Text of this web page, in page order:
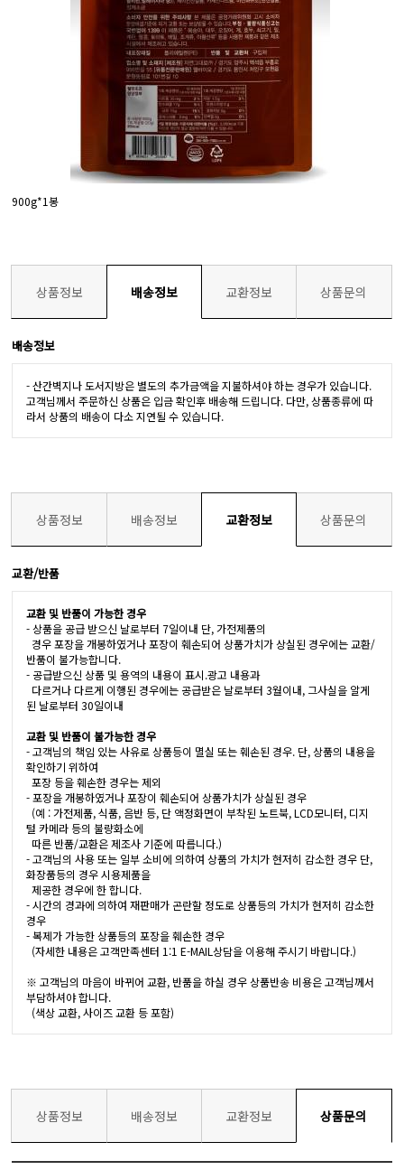
900g*1봉
상품정보 배송정보 교환정보 상품문의
배송정보
- 산간벽지나 도서지방은 별도의 추가금액을 지불하셔야 하는 경우가 있습니다.
고객님께서 주문하신 상품은 입금 확인후 배송해 드립니다. 다만, 상품종류에 따
라서 상품의 배송이 다소 지연될 수 있습니다.
상품정보 배송정보 교환정보 상품문의
교환/반품
교환 및 반품이 가능한 경우
- 상품을 공급 받으신 날로부터 7일이내 단, 가전제품의
경우 포장을 개봉하였거나 포장이 훼손되어 상품가치가 상실된 경우에는 교환/
반품이 불가능합니다.
- 공급받으신 상품 및 용역의 내용이 표시.광고 내용과
다르거나 다르게 이행된 경우에는 공급받은 날로부터 3월이내, 그사실을 알게
된 날로부터 30일이내
교환 및 반품이 불가능한 경우
- 고객님의 책임 있는 사유로 상품등이 멸실 또는 훼손된 경우. 단, 상품의 내용을
확인하기 위하여
포장 등을 훼손한 경우는 제외
- 포장을 개봉하였거나 포장이 훼손되어 상품가치가 상실된 경우
(예 : 가전제품, 식품, 음반 등, 단 액정화면이 부착된 노트북, LCD모니터, 디지
털 카메라 등의 불량화소에
따른 반품/교환은 제조사 기준에 따릅니다.)
- 고객님의 사용 또는 일부 소비에 의하여 상품의 가치가 현저히 감소한 경우 단,
화장품등의 경우 시용제품을
제공한 경우에 한 합니다.
- 시간의 경과에 의하여 재판매가 곤란할 정도로 상품등의 가치가 현저히 감소한
경우
- 복제가 가능한 상품등의 포장을 훼손한 경우
(자세한 내용은 고객만족센터 1:1 E-MAIL상담을 이용해 주시기 바랍니다.)
※ 고객님의 마음이 바뀌어 교환, 반품을 하실 경우 상품반송 비용은 고객님께서
부담하셔야 합니다.
(색상 교환, 사이즈 교환 등 포함)
상품정보 배송정보 교환정보 상품문의